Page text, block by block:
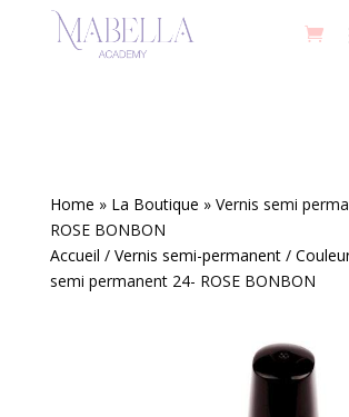
Home » La Boutique » Vernis semi
ROSE BONBON
Accueil / Vernis semi-permanent/
semi permanent 24- ROSE BONBON